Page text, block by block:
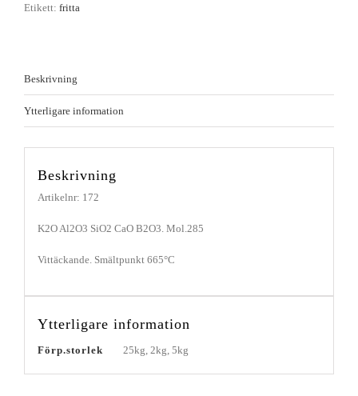
Etikett: fritta
Beskrivning
Ytterligare information
Beskrivning
Artikelnr: 172
K2O Al2O3 SiO2 CaO B2O3. Mol.285
Vittäckande. Smältpunkt 665°C
Ytterligare information
Förp.storlek 25kg, 2kg, 5kg